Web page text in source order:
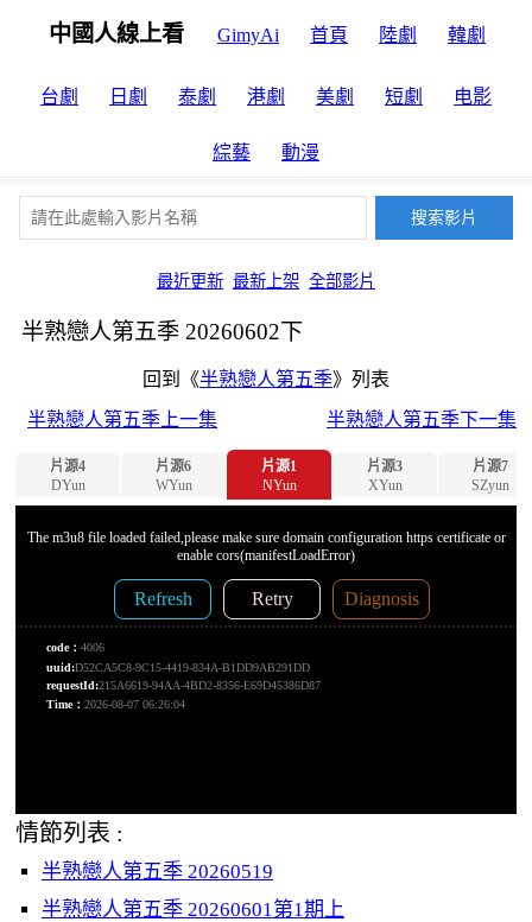
中國人線上看 GimyAi 首頁 陸劇 韓劇
台劇 日劇 泰劇 港劇 美劇 短劇 电影
綜藝 動漫
最近更新 最新上架 全部影片
半熟戀人第五季 20260602下
回到《半熟戀人第五季》列表
半熟戀人第五季上一集
半熟戀人第五季下一集
片源4
DYun
片源6
WYun
片源1
NYun
片源3
XYun
片源7
SZyun
情節列表 :
半熟戀人第五季 20260519
半熟戀人第五季 20260601第1期上